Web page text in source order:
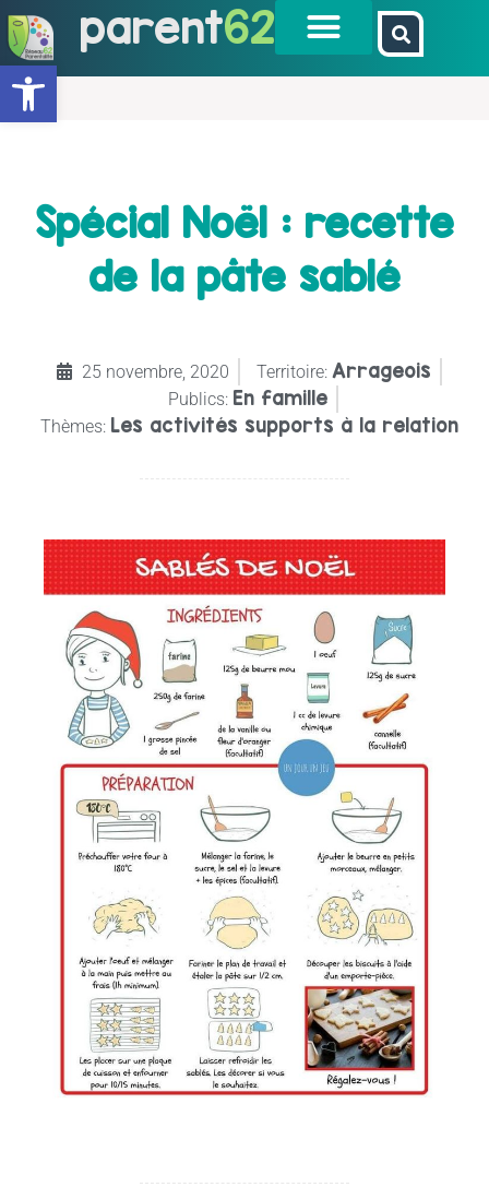
Ouvrir la barre d’outils
parent62
Spécial Noël : recette
de la pâte sablé
25 novembre, 2020 Territoire: Arrageois
Publics: En famille
Thèmes: Les activités supports à la relation